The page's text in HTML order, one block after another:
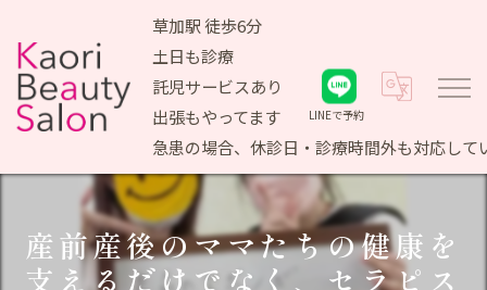
草加駅 徒歩6分
土日も診療
託児サービスあり
出張もやってます
急患の場合、休診日・診療時間外も対応して
LINEで予約
産前産後のママたちの健康を
支えるだけでなく、セラピス